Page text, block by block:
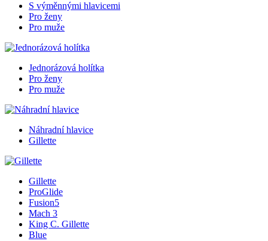
S výměnnými hlavicemi
Pro ženy
Pro muže
Jednorázová holítka
Pro ženy
Pro muže
Náhradní hlavice
Gillette
Gillette
ProGlide
Fusion5
Mach 3
King C. Gillette
Blue